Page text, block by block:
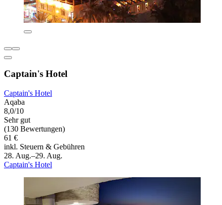
Captain's Hotel
Captain's Hotel
Aqaba
8,0/10
Sehr gut
(130 Bewertungen)
61 €
inkl. Steuern & Gebühren
28. Aug.–29. Aug.
Captain's Hotel